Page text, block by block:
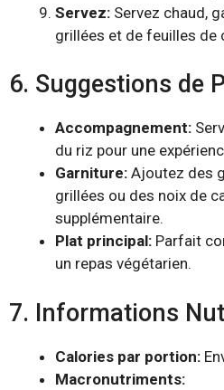
Servez: Servez chaud,
grillées et de feuilles de
6. Suggestions de
Accompagnement:
du riz pour une
Garniture: Ajoutez des
grillées ou des noix de
supplémentaire.
Plat principal: Parfait
un repas végétarien.
7. Informations
Calories par portion:
Macronutriments: